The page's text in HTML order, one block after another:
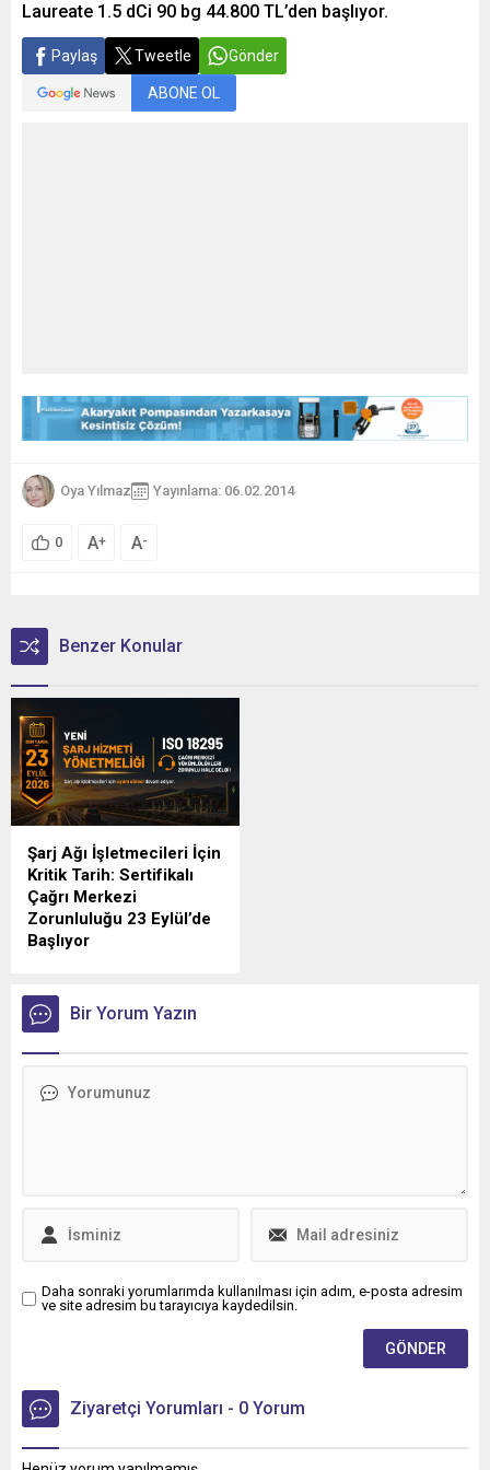
Laureate 1.5 dCi 90 bg 44.800 TL’den başlıyor.
Paylaş Tweetle Gönder
ABONE OL
Oya Yılmaz Yayınlama: 06.02.2014
0 A+ A-
Benzer Konular
Şarj Ağı İşletmecileri İçin
Kritik Tarih: Sertifikalı
Çağrı Merkezi
Zorunluluğu 23 Eylül’de
Başlıyor
ilgilendiren düzenlemede
geri sayım sürüyor.
Bir Yorum Yazın
Daha sonraki yorumlarımda kullanılması için adım, e-posta adresim
ve site adresim bu tarayıcıya kaydedilsin.
Ziyaretçi Yorumları - 0 Yorum